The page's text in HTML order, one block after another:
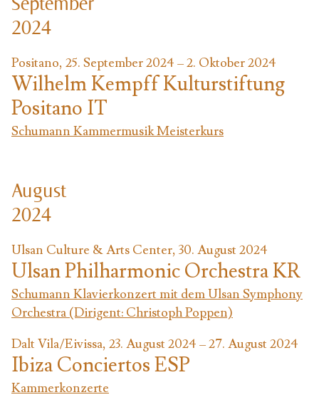
September
2024
Positano, 25. September 2024 – 2. Oktober 2024
Wilhelm Kempff Kulturstiftung
Positano IT
Schumann Kammermusik Meisterkurs
August
2024
Ulsan Culture & Arts Center, 30. August 2024
Ulsan Philharmonic Orchestra KR
Schumann Klavierkonzert mit dem Ulsan Symphony
Orchestra (Dirigent: Christoph Poppen)
Dalt Vila/Eivissa, 23. August 2024 – 27. August 2024
Ibiza Conciertos ESP
Kammerkonzerte